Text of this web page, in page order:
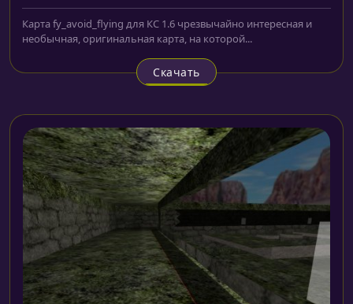
Карта fy_avoid_flying для КС 1.6 чрезвычайно интересная и
необычная, оригинальная карта, на которой...
Скачать